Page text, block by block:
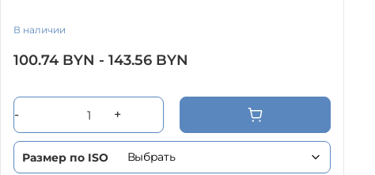
В наличии
Этот
товар
несколько
вариаций.
Опции
можно
выбрать
странице
100.74 BYN - 143.56 BYN
Размер по ISO
- +